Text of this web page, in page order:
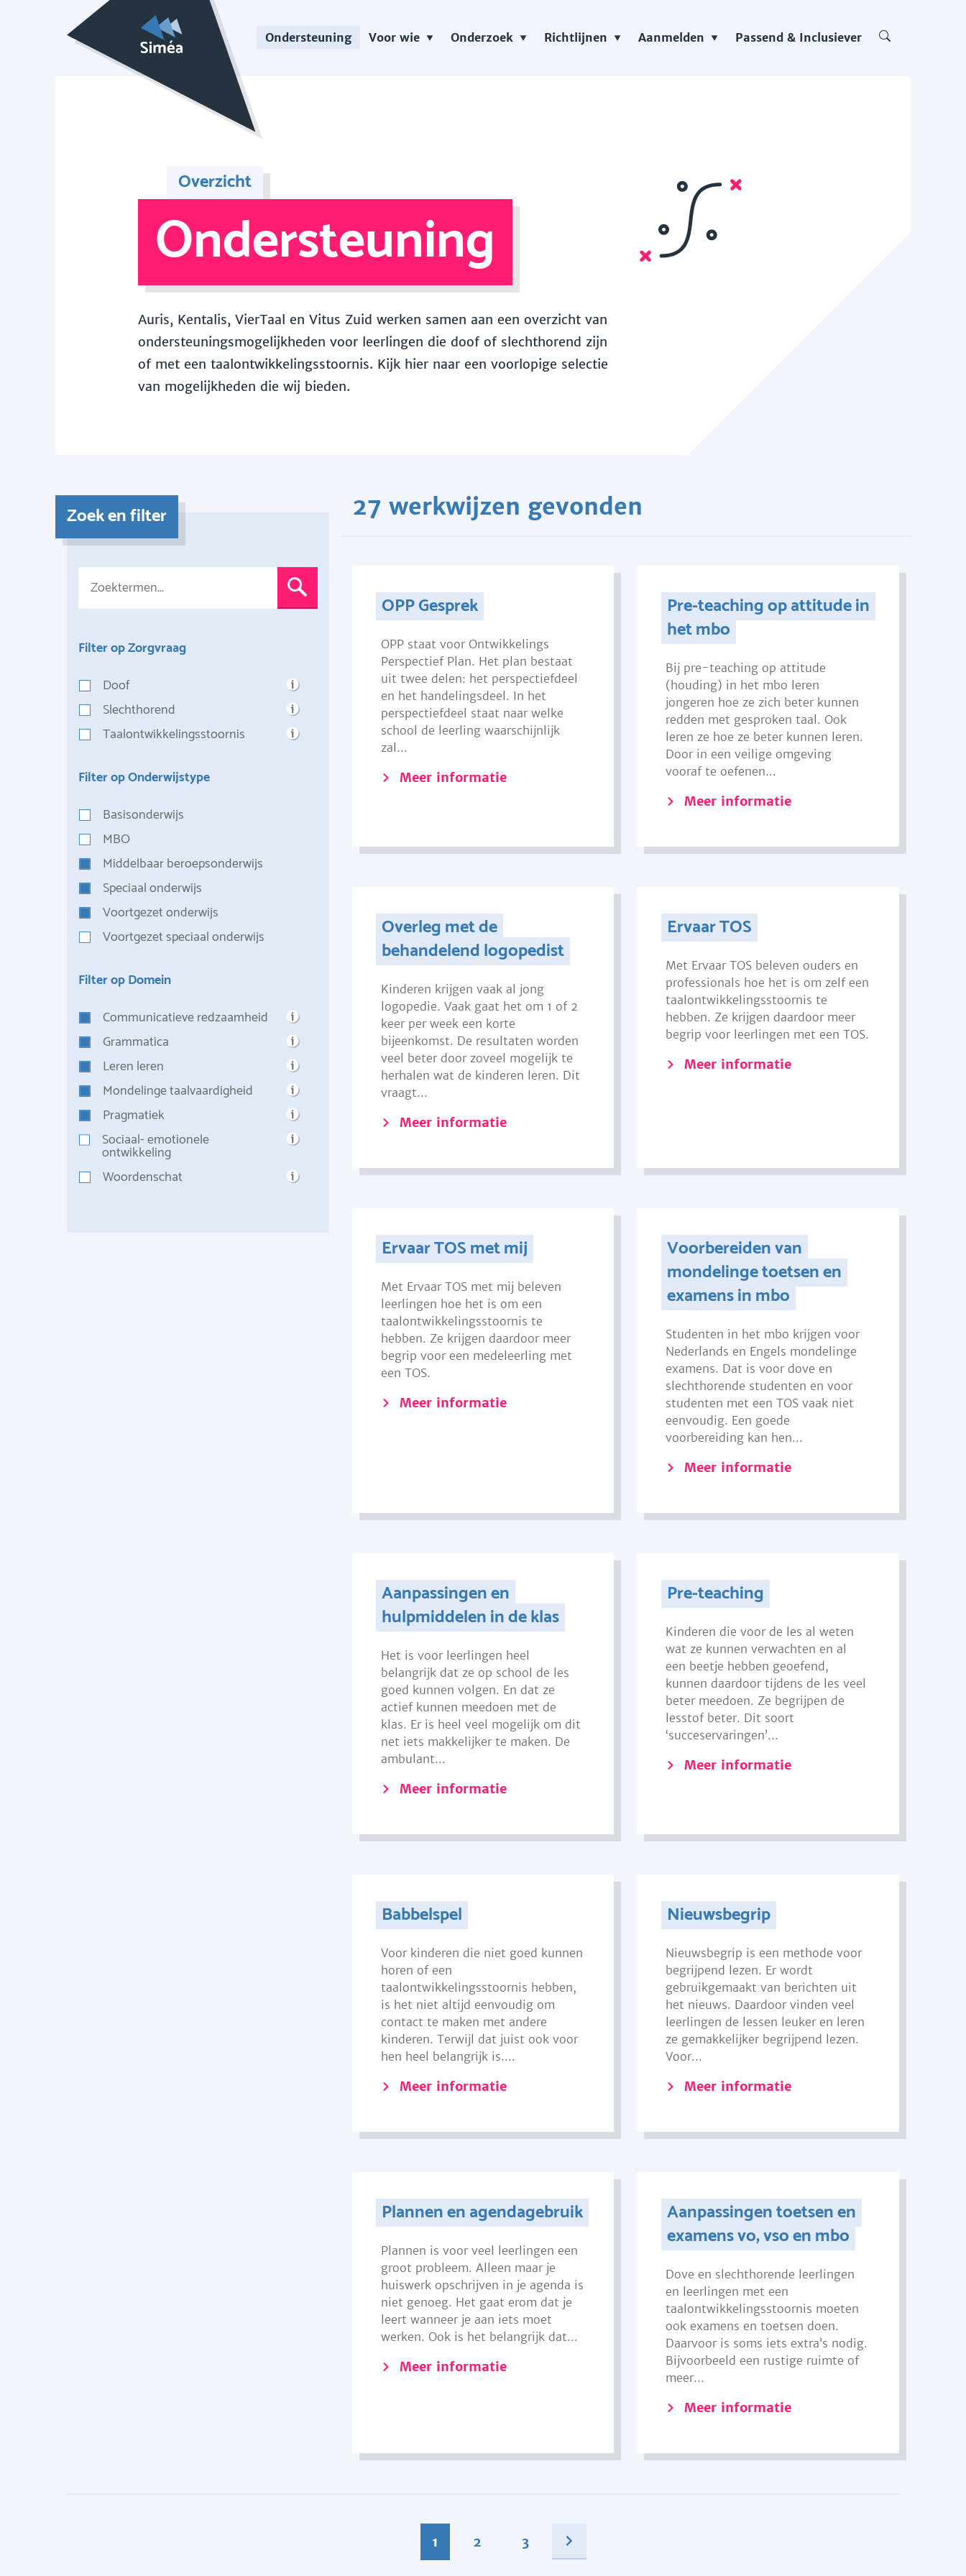
Ondersteuning Voor wie Onderzoek Richtlijnen Aanmelden Passend & Inclusiever
Overzicht
Ondersteuning
Auris, Kentalis, VierTaal en Vitus Zuid werken samen aan een overzicht van
ondersteuningsmogelijkheden voor leerlingen die doof of slechthorend zijn
of met een taalontwikkelingsstoornis. Kijk hier naar een voorlopige selectie
van mogelijkheden die wij bieden.
Zoek en filter
Filter op Zorgvraag
Doof
Slechthorend
Taalontwikkelingsstoornis
Filter op Onderwijstype
Basisonderwijs
MBO
Middelbaar beroepsonderwijs
Speciaal onderwijs
Voortgezet onderwijs
Voortgezet speciaal onderwijs
Filter op Domein
Communicatieve redzaamheid
Grammatica
Leren leren
Mondelinge taalvaardigheid
Pragmatiek
Sociaal- emotionele
ontwikkeling
Woordenschat
27 werkwijzen gevonden
OPP Gesprek
OPP staat voor Ontwikkelings
Perspectief Plan. Het plan bestaat
uit twee delen: het perspectiefdeel
en het handelingsdeel. In het
perspectiefdeel staat naar welke
school de leerling waarschijnlijk
zal...
Meer informatie
Pre-teaching op attitude in
het mbo
Bij pre-teaching op attitude
(houding) in het mbo leren
jongeren hoe ze zich beter kunnen
redden met gesproken taal. Ook
leren ze hoe ze beter kunnen leren.
Door in een veilige omgeving
vooraf te oefenen...
Meer informatie
Overleg met de
behandelend logopedist
Kinderen krijgen vaak al jong
logopedie. Vaak gaat het om 1 of 2
keer per week een korte
bijeenkomst. De resultaten worden
veel beter door zoveel mogelijk te
herhalen wat de kinderen leren. Dit
vraagt...
Meer informatie
Ervaar TOS
Met Ervaar TOS beleven ouders en
professionals hoe het is om zelf een
taalontwikkelingsstoornis te
hebben. Ze krijgen daardoor meer
begrip voor leerlingen met een TOS.
Meer informatie
Ervaar TOS met mij
Met Ervaar TOS met mij beleven
leerlingen hoe het is om een
taalontwikkelingsstoornis te
hebben. Ze krijgen daardoor meer
begrip voor een medeleerling met
een TOS.
Meer informatie
Voorbereiden van
mondelinge toetsen en
examens in mbo
Studenten in het mbo krijgen voor
Nederlands en Engels mondelinge
examens. Dat is voor dove en
slechthorende studenten en voor
studenten met een TOS vaak niet
eenvoudig. Een goede
voorbereiding kan hen...
Meer informatie
Aanpassingen en
hulpmiddelen in de klas
Het is voor leerlingen heel
belangrijk dat ze op school de les
goed kunnen volgen. En dat ze
actief kunnen meedoen met de
klas. Er is heel veel mogelijk om dit
net iets makkelijker te maken. De
ambulant...
Meer informatie
Pre-teaching
Kinderen die voor de les al weten
wat ze kunnen verwachten en al
een beetje hebben geoefend,
kunnen daardoor tijdens de les veel
beter meedoen. Ze begrijpen de
lesstof beter. Dit soort
‘succeservaringen’...
Meer informatie
Babbelspel
Voor kinderen die niet goed kunnen
horen of een
taalontwikkelingsstoornis hebben,
is het niet altijd eenvoudig om
contact te maken met andere
kinderen. Terwijl dat juist ook voor
hen heel belangrijk is....
Meer informatie
Nieuwsbegrip
Nieuwsbegrip is een methode voor
begrijpend lezen. Er wordt
gebruikgemaakt van berichten uit
het nieuws. Daardoor vinden veel
leerlingen de lessen leuker en leren
ze gemakkelijker begrijpend lezen.
Voor...
Meer informatie
Plannen en agendagebruik
Plannen is voor veel leerlingen een
groot probleem. Alleen maar je
huiswerk opschrijven in je agenda is
niet genoeg. Het gaat erom dat je
leert wanneer je aan iets moet
werken. Ook is het belangrijk dat...
Meer informatie
Aanpassingen toetsen en
examens vo, vso en mbo
Dove en slechthorende leerlingen
en leerlingen met een
taalontwikkelingsstoornis moeten
ook examens en toetsen doen.
Daarvoor is soms iets extra’s nodig.
Bijvoorbeeld een rustige ruimte of
meer...
Meer informatie
1 2 3